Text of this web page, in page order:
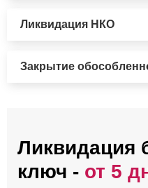
Ликвидация НКО
Закрытие
Ликвидация
ключ - от 5